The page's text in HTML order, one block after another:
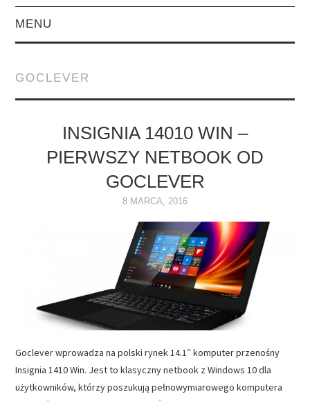
MENU
MONITORY
NAPĘDY
OPROGRAMOWANIE
GOCLEVER
INSIGNIA 14010 WIN –
PIERWSZY NETBOOK OD
GOCLEVER
8 MARCA, 2016
Goclever wprowadza na polski rynek 14.1″ komputer przenośny
Insignia 1410 Win. Jest to klasyczny netbook z Windows 10 dla
użytkowników, którzy poszukują pełnowymiarowego komputera